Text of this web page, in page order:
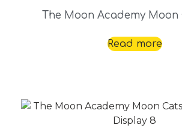
The Moon Academy Moon
Read more